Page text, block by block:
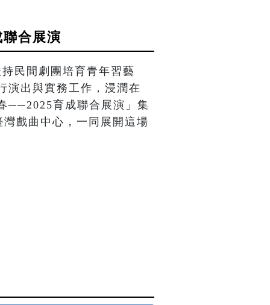
合展演
民間劇團培育青年習藝
演出與實務工作，浸潤在
──2025育成聯合展演」集
戲曲中心，一同展開這場